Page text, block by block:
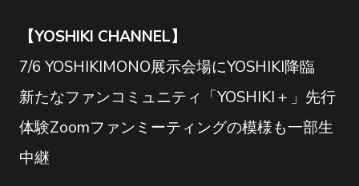
【YOSHIKI CHANNEL】
7/6 YOSHIKIMONO展示会場にYOSHIKI降臨
新たなファンコミュニティ「YOSHIKI＋」先行
体験Zoomファンミーティングの模様も一部生
中継